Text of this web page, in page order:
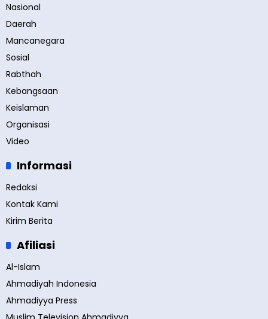
Nasional
Daerah
Mancanegara
Sosial
Rabthah
Kebangsaan
Keislaman
Organisasi
Video
Informasi
Redaksi
Kontak Kami
Kirim Berita
Afiliasi
Al-Islam
Ahmadiyah Indonesia
Ahmadiyya Press